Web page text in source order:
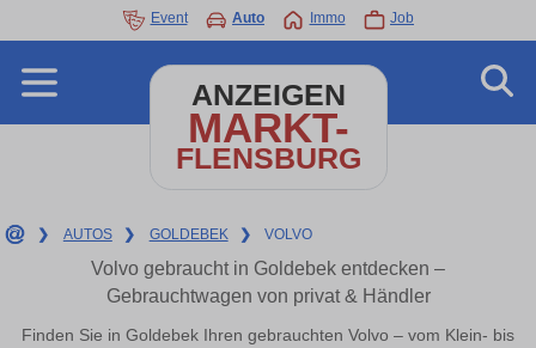
Event Auto Immo Job
ANZEIGEN
MARKT-
FLENSBURG
❯ AUTOS ❯ GOLDEBEK ❯ VOLVO
Volvo gebraucht in Goldebek entdecken –
Gebrauchtwagen von privat & Händler
Finden Sie in Goldebek Ihren gebrauchten Volvo – vom Klein- bis